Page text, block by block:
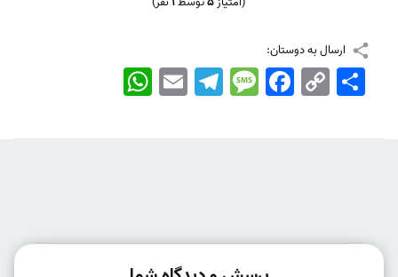
ارسال به دوستان:
WhatsApp EmailTelegramMessageFacebook Copy
Link
اشتراک